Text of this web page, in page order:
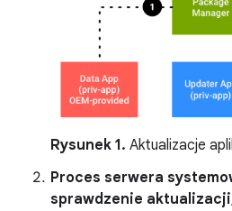
Rysunek 1. Aktualizacje
Proces serwera
sprawdzenie aktualizacji